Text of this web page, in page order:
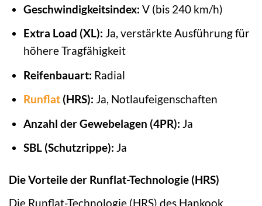
Geschwindigkeitsindex: V (bis 240 km/h)
Extra Load (XL): Ja, verstärkte Ausführung für
höhere Tragfähigkeit
Reifenbauart: Radial
Runflat(HRS): Ja, Notlaufeigenschaften
Anzahl der Gewebelagen (4PR): Ja
SBL (Schutzrippe): Ja
Die Vorteile der Runflat-Technologie (HRS)
Die Runflat-Technologie (HRS) des Hankook